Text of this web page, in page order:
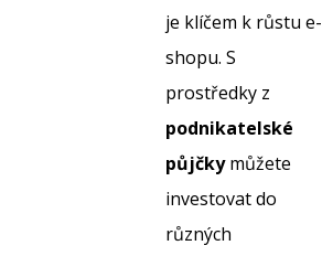
je klíčem k růstu e-
shopu. S
prostředky z
podnikatelské
půjčkymůžete
investovat do
různých